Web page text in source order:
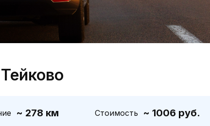
~ 278 км Стоимость ~ 1006 руб.